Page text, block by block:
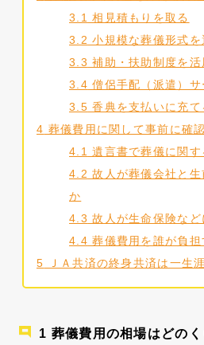
3.1 相見積もりを取る
3.2 小規模な葬儀形式を
3.3 補助・扶助制度を活
3.4 僧侶手配（派遣）
3.5 香典を支払いに充て
4 葬儀費用に関して事前に確
4.1 遺言書で葬儀に関
4.2 故人が葬儀会社と
か
4.3 故人が生命保険な
4.4 葬儀費用を誰が負担
5 ＪＡ共済の終身共済は一生
葬儀費用の相場はどのく